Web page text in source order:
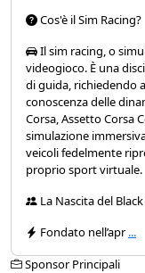
Cos'è il Sim Racing?
Il sim racing, o
videogioco. È una
di guida, richiedendo
conoscenza delle
Corsa, Assetto Corsa
simulazione
veicoli fedelmente
proprio sport virtuale.
La Nascita del
Fondato nell’apr...
Sponsor Principali